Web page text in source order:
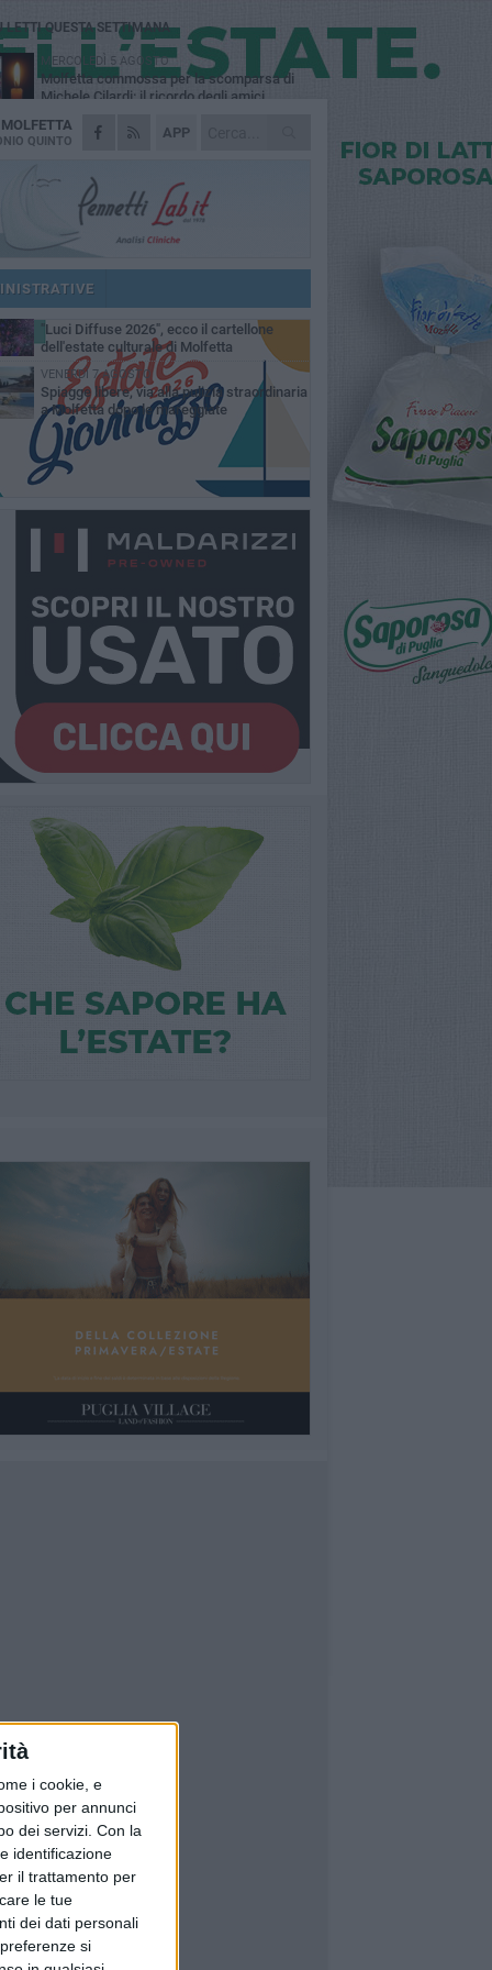
i cookie, e
per annunci
dei servizi. Con la
identificazione
il trattamento per
le tue
dei dati personali
si
APP
MOLFETTA
QUINTO
LETTI QUESTA SETTIMANA
MERCOLEDÌ 5 AGOSTO
Molfetta commossa per la scomparsa di
Michele Cilardi: il ricordo degli amici
GIOVEDÌ 6 AGOSTO
Marittimo molfettese muore a bordo di un
GIOVEDÌ 6 AGOSTO
Molfetta piange Marta Maria Pisani, ultima
maestra della sartoria molfettese
MERCOLEDÌ 5 AGOSTO
Multiservizi, nominato il nuovo Consiglio di
Amministrazione
MARTEDÌ 4 AGOSTO
"Luci Diffuse 2026", ecco il cartellone
dell'estate culturale di Molfetta
VENERDÌ 7 AGOSTO
Spiagge libere, via alla pulizia straordinaria
a Molfetta dopo le mareggiate